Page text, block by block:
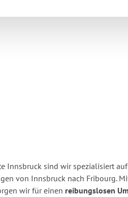
Innsbruck sind wir spezialisiert
von Innsbruck nach Fribourg.
wir für einen reibungslosen